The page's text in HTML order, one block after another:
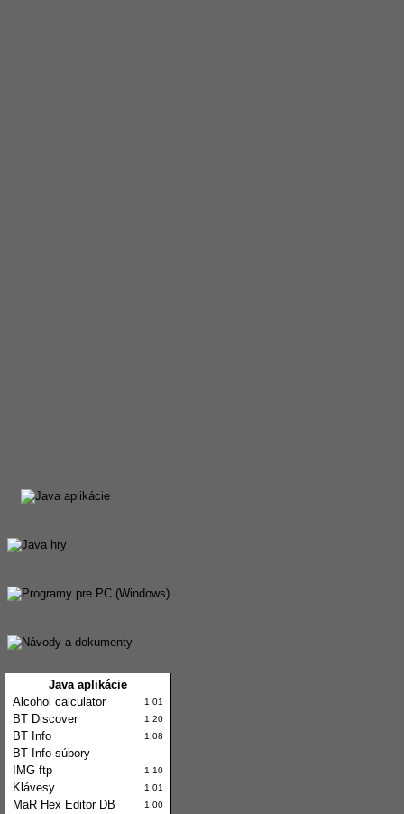
Java aplikácie
Alcohol calculator
1.01
BT Discover 1.20
BT Info 1.08
BT Info súbory
IMG ftp
1.10
Klávesy 1.01
MaR Hex Editor DB 1.00